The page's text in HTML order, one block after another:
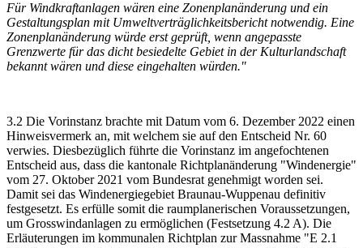
Für Windkraftanlagen wären eine Zonenplanänderung und ein
Gestaltungsplan mit Umweltverträglichkeitsbericht notwendig. Eine
Zonenplanänderung würde erst geprüft, wenn angepasste
Grenzwerte für das dicht besiedelte Gebiet in der Kulturlandschaft
bekannt wären und diese eingehalten würden."
3.2 Die Vorinstanz brachte mit Datum vom 6. Dezember 2022 einen
Hinweisvermerk an, mit welchem sie auf den Entscheid Nr. 60
verwies. Diesbezüglich führte die Vorinstanz im angefochtenen
Entscheid aus, dass die kantonale Richtplanänderung "Windenergie"
vom 27. Oktober 2021 vom Bundesrat genehmigt worden sei.
Damit sei das Windenergiegebiet Braunau-Wuppenau definitiv
festgesetzt. Es erfülle somit die raumplanerischen Voraussetzungen,
um Grosswindanlagen zu ermöglichen (Festsetzung 4.2 A). Die
Erläuterungen im kommunalen Richtplan zur Massnahme "E 2.1